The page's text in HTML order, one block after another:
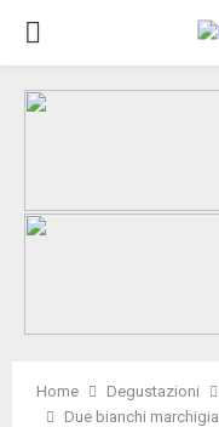
PRIMARY
MENU
Home Degustazioni
Due bianchi